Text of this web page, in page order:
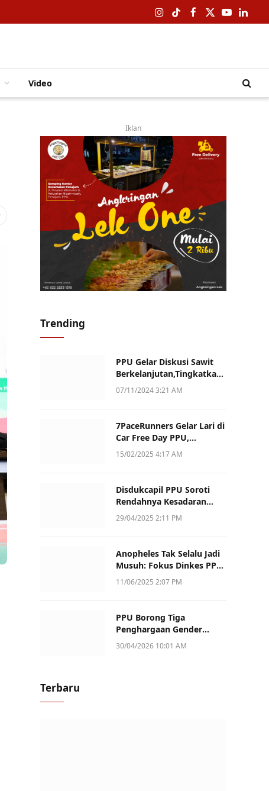
Instagram
TikTokFacebook
X
YouTube
Video
Iklan
Trending
PPU Gelar Diskusi Sawit
Berkelanjutan,Tingkatkan
Daya Saing dan Kualitas
07/11/2024 3:21 AM
7PaceRunners Gelar Lari di
Car Free Day PPU,
Kampanye Gaya Hidup
15/02/2025 4:17 AM
Disdukcapil PPU Soroti
Rendahnya Kesadaran
Warga Soal Pelaporan
29/04/2025 2:11 PM
Anopheles Tak Selalu Jadi
Musuh: Fokus Dinkes PPU
Kini ke Penularan Aktif di
11/06/2025 2:07 PM
PPU Borong Tiga
Penghargaan Gender
Champion Kaltim 2026,
30/04/2026 10:01 AM
Terbaru